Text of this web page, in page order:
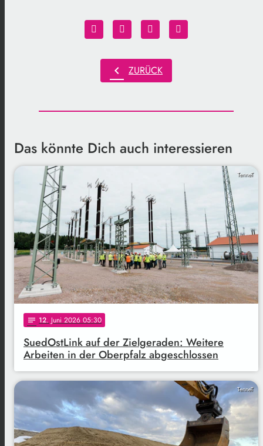
chevron_left ZURÜCK
Das könnte Dich auch interessieren
TenneT
notes 12. Juni 2026 05:30
SuedOstLink auf der Zielgeraden: Weitere
Arbeiten in der Oberpfalz abgeschlossen
TenneT